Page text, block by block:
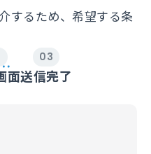
するため、希望する条
面送信完了